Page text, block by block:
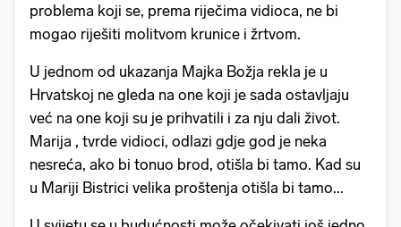
problema koji se, prema riječima vidioca, ne bi
mogao riješiti molitvom krunice i žrtvom.
U jednom od ukazanja Majka Božja rekla je u
Hrvatskoj ne gleda na one koji je sada ostavljaju
već na one koji su je prihvatili i za nju dali život.
Marija , tvrde vidioci, odlazi gdje god je neka
nesreća, ako bi tonuo brod, otišla bi tamo. Kad su
u Mariji Bistrici velika proštenja otišla bi tamo...